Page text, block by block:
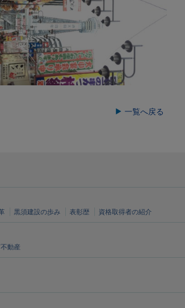
一覧へ戻る
黒須建設の歩み 表彰歴 資格取得者の紹介
動産